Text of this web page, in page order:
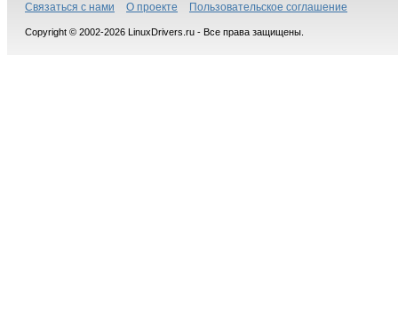
Связаться с нами О проекте Пользовательское соглашение
Copyright © 2002-2026 LinuxDrivers.ru - Все права защищены.